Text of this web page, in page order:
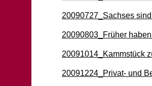
20090727_Sachses
20090803_Früher
20091014_Kammstück
20091224_Privat- und